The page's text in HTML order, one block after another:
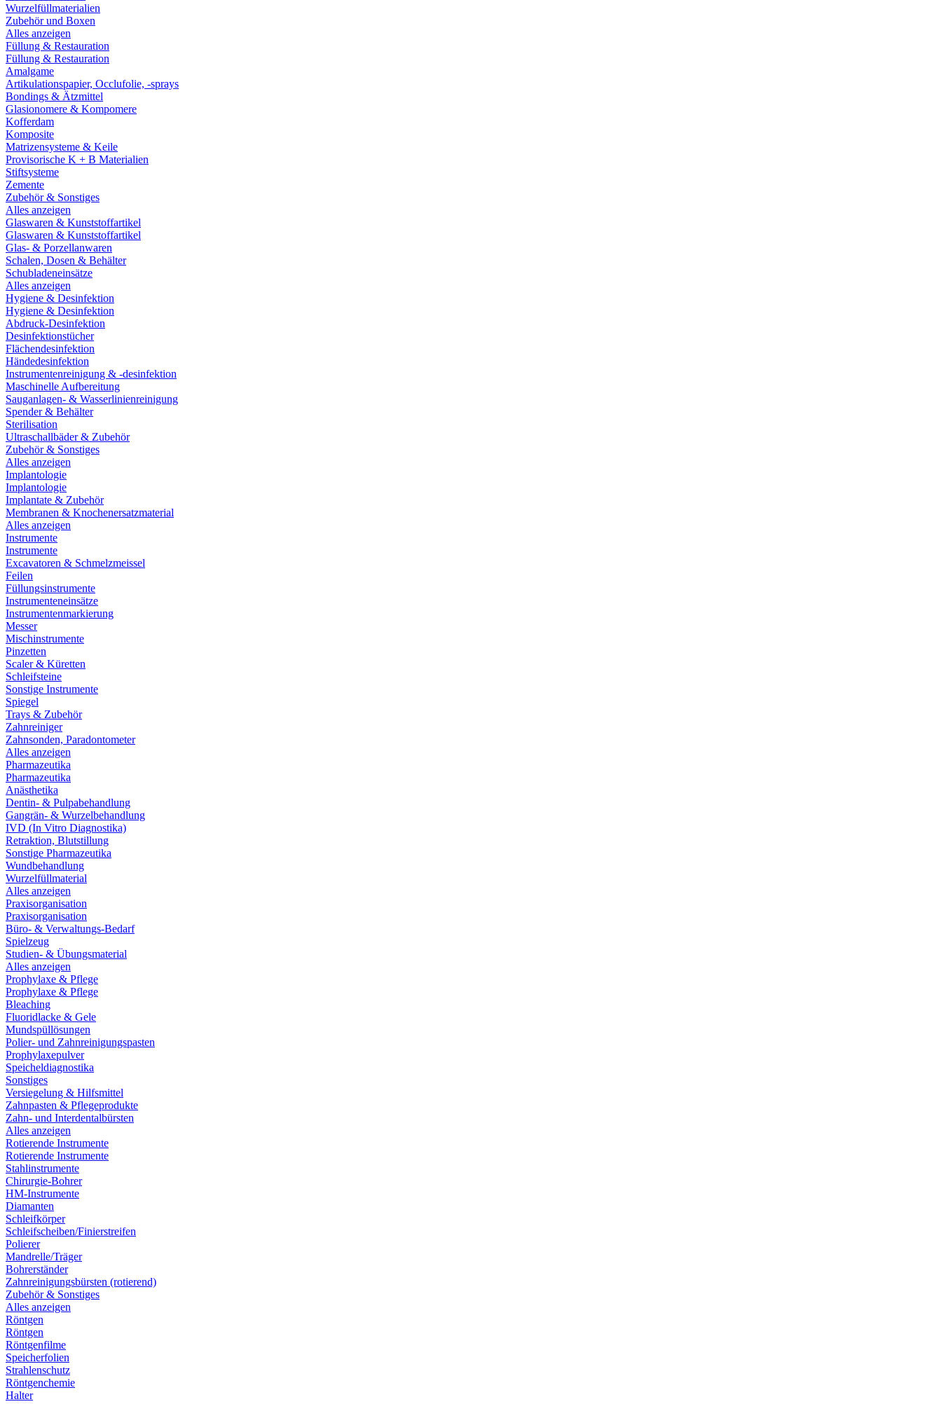
Wurzelfüllmaterialien
Zubehör und Boxen
Alles anzeigen
Füllung & Restauration
Füllung & Restauration
Amalgame
Artikulationspapier, Occlufolie, -sprays
Bondings & Ätzmittel
Glasionomere & Kompomere
Kofferdam
Komposite
Matrizensysteme & Keile
Provisorische K + B Materialien
Stiftsysteme
Zemente
Zubehör & Sonstiges
Alles anzeigen
Glaswaren & Kunststoffartikel
Glaswaren & Kunststoffartikel
Glas- & Porzellanwaren
Schalen, Dosen & Behälter
Schubladeneinsätze
Alles anzeigen
Hygiene & Desinfektion
Hygiene & Desinfektion
Abdruck-Desinfektion
Desinfektionstücher
Flächendesinfektion
Händedesinfektion
Instrumentenreinigung & -desinfektion
Maschinelle Aufbereitung
Sauganlagen- & Wasserlinienreinigung
Spender & Behälter
Sterilisation
Ultraschallbäder & Zubehör
Zubehör & Sonstiges
Alles anzeigen
Implantologie
Implantologie
Implantate & Zubehör
Membranen & Knochenersatzmaterial
Alles anzeigen
Instrumente
Instrumente
Excavatoren & Schmelzmeissel
Feilen
Füllungsinstrumente
Instrumenteneinsätze
Instrumentenmarkierung
Messer
Mischinstrumente
Pinzetten
Scaler & Küretten
Schleifsteine
Sonstige Instrumente
Spiegel
Trays & Zubehör
Zahnreiniger
Zahnsonden, Paradontometer
Alles anzeigen
Pharmazeutika
Pharmazeutika
Anästhetika
Dentin- & Pulpabehandlung
Gangrän- & Wurzelbehandlung
IVD (In Vitro Diagnostika)
Retraktion, Blutstillung
Sonstige Pharmazeutika
Wundbehandlung
Wurzelfüllmaterial
Alles anzeigen
Praxisorganisation
Praxisorganisation
Büro- & Verwaltungs-Bedarf
Spielzeug
Studien- & Übungsmaterial
Alles anzeigen
Prophylaxe & Pflege
Prophylaxe & Pflege
Bleaching
Fluoridlacke & Gele
Mundspüllösungen
Polier- und Zahnreinigungspasten
Prophylaxepulver
Speicheldiagnostika
Sonstiges
Versiegelung & Hilfsmittel
Zahnpasten & Pflegeprodukte
Zahn- und Interdentalbürsten
Alles anzeigen
Rotierende Instrumente
Rotierende Instrumente
Stahlinstrumente
Chirurgie-Bohrer
HM-Instrumente
Diamanten
Schleifkörper
Schleifscheiben/Finierstreifen
Polierer
Mandrelle/Träger
Bohrerständer
Zahnreinigungsbürsten (rotierend)
Zubehör & Sonstiges
Alles anzeigen
Röntgen
Röntgen
Röntgenfilme
Speicherfolien
Strahlenschutz
Röntgenchemie
Halter